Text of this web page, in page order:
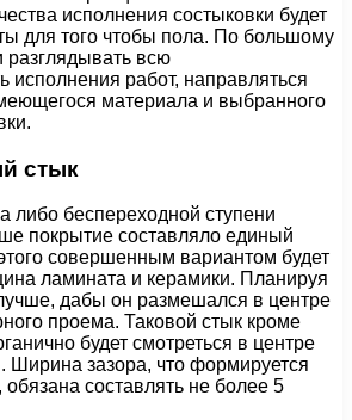
исполнения состыковки будет
для того чтобы пола. По большому
разглядывать всю
исполнения работ, направляться
материала и выбранного
стык
либо беспереходной ступени
покрытие составляло единый
совершенным вариантом будет
ламината и керамики. Планируя
дабы он размешался в центре
проема. Таковой стык кроме
будет смотреться в центре
зазора, что формируется
составлять не более 5